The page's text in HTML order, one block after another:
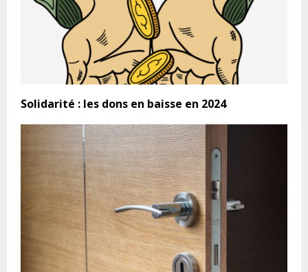
Solidarité : les dons en baisse en 2024